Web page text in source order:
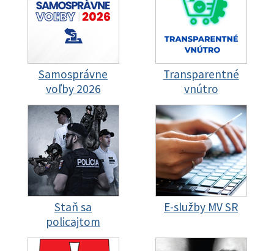
Samosprávne
voľby 2026
Transparentné
vnútro
Staň sa
policajtom
E-služby MV SR